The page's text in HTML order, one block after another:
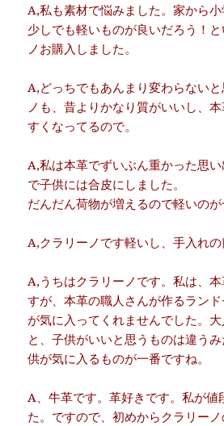
A,私も素材で悩みました。家から小
少しでも軽いものが良いだろう！
ノお購入しました。
A,どっちでもあんまり変わらない
ノも、昔よりかなり質がいいし、
すくなってるので。
A,私は本革でずいぶん重かった思
で子供には合皮にしました。
だんだん荷物が増えるので軽いのが
A,クラリーノです軽いし、手入れの
A,うちはクラリーノです。私は、
すが、本革の職人さんが作るラン
が気に入ってくれませんでした。
と、子供がいいと思うものは違う
供が気に入るものが一番ですね。
A、牛革です。革好きです。私が値
た。ですので、初めからクラリー